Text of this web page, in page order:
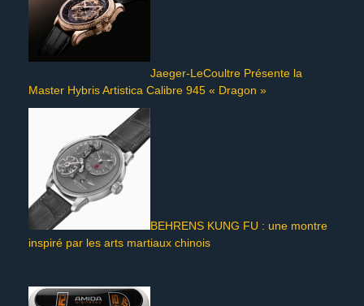
Jaeger-LeCoultre Présente la
Master Hybris Artistica Calibre 945 « Dragon »
BEHRENS KUNG FU : une montre
inspiré par les arts martiaux chinois